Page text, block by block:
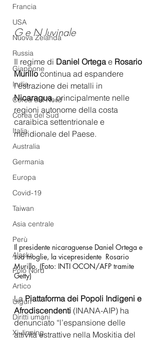
Francia
USA
Nuova Zelanda
Russia
Giappone
India
Corea del Nord
Corea del Sud
Italia
Australia
Germania
Europa
Covid-19
Taiwan
Asia centrale
Perù
Alaska
Polo Nord
Artico
Uiguri
Diritti umani
Xi Jinping
G e N Iuvinale
Il regime di Daniel Ortega e Rosario
Murillo continua ad espandere
l'estrazione dei metalli in
Nicaragua, principalmente nelle
regioni autonome della costa
caraibica settentrionale e
meridionale del Paese.
Il presidente nicaraguense Daniel Ortega e
sua moglie, la vicepresidente  Rosario
Murillo. (Foto: INTI OCON/AFP tramite
Getty)
La Piattaforma dei Popoli Indigeni e
Afrodiscendenti (INANA-AIP) ha
denunciato “l’espansione delle
attività estrattive nella Moskitia del